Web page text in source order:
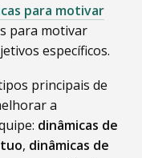
para motivar
para motivar
específicos.
principais de
a
dinâmicas de
, dinâmicas de